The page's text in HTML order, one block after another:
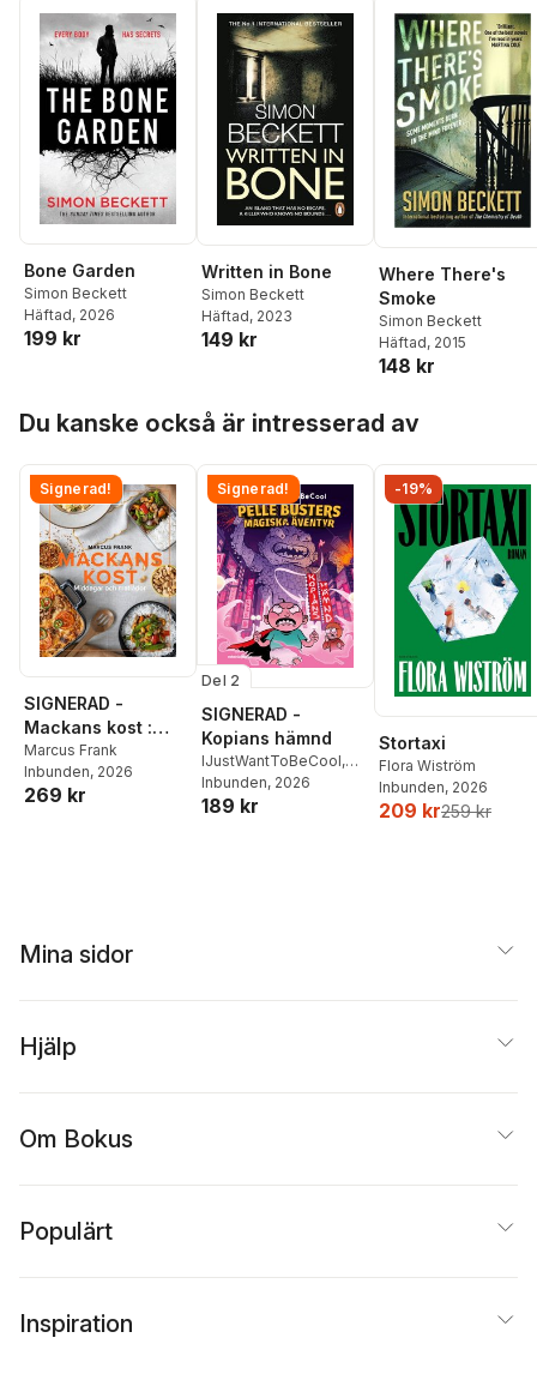
Bone Garden
Simon Beckett
Häftad, 2026
199 kr
Written in Bone
Simon Beckett
Häftad, 2023
149 kr
Where There's
Smoke
Simon Beckett
Häftad, 2015
148 kr
Du kanske också är intresserad av
Signerad!
SIGNERAD -
Mackans kost :
Middagar och
matlådor
Marcus Frank
Inbunden, 2026
269 kr
Signerad!
Del 2
SIGNERAD -
Kopians hämnd
IJustWantToBeCool,
Joel Adolphson
Ejdemo Beer
Inbunden, 2026
189 kr
-19%
Stortaxi
Flora Wiström
Inbunden, 2026
209 kr259 kr
Mina sidor
Hjälp
Om Bokus
Populärt
Inspiration